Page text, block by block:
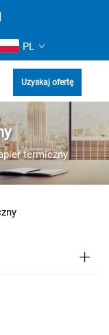
PL
Uzyskaj ofertę
termiczny